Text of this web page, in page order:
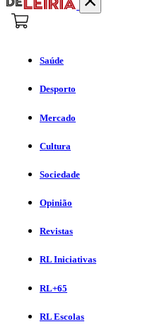
Saúde
Desporto
Mercado
Cultura
Sociedade
Opinião
Revistas
RL Iniciativas
RL+65
RL Escolas